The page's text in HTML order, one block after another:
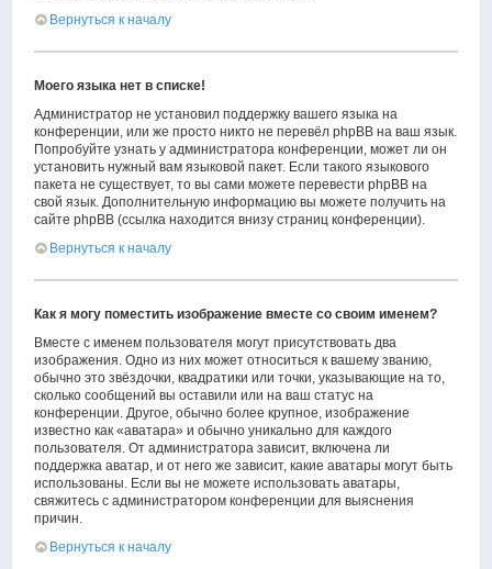
Вернуться к началу
Моего языка нет в списке!
Администратор не установил поддержку вашего языка на
конференции, или же просто никто не перевёл phpBB на ваш язык.
Попробуйте узнать у администратора конференции, может ли он
установить нужный вам языковой пакет. Если такого языкового
пакета не существует, то вы сами можете перевести phpBB на
свой язык. Дополнительную информацию вы можете получить на
сайте phpBB (ссылка находится внизу страниц конференции).
Вернуться к началу
Как я могу поместить изображение вместе со своим именем?
Вместе с именем пользователя могут присутствовать два
изображения. Одно из них может относиться к вашему званию,
обычно это звёздочки, квадратики или точки, указывающие на то,
сколько сообщений вы оставили или на ваш статус на
конференции. Другое, обычно более крупное, изображение
известно как «аватара» и обычно уникально для каждого
пользователя. От администратора зависит, включена ли
поддержка аватар, и от него же зависит, какие аватары могут быть
использованы. Если вы не можете использовать аватары,
свяжитесь с администратором конференции для выяснения
причин.
Вернуться к началу